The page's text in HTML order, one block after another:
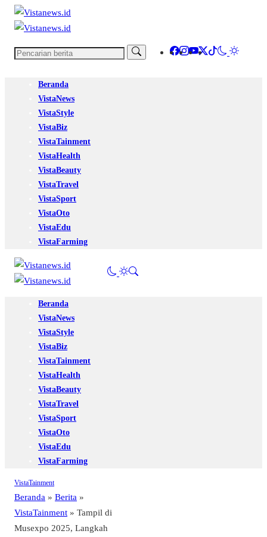
Beranda
VistaNews
VistaStyle
VistaBiz
VistaTainment
VistaHealth
VistaBeauty
VistaTravel
VistaSport
VistaOto
VistaEdu
VistaFarming
Beranda
VistaNews
VistaStyle
VistaBiz
VistaTainment
VistaHealth
VistaBeauty
VistaTravel
VistaSport
VistaOto
VistaEdu
VistaFarming
VistaTainment
Beranda » Berita »
VistaTainment » Tampil di
Musexpo 2025, Langkah